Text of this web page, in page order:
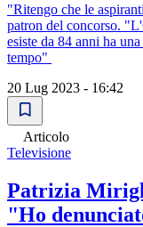
"Ritengo che le
patron del concorso.
esiste da 84 anni ha
tempo"
20 Lug 2023 - 16:42
Articolo
Televisione
Patrizia
"Ho